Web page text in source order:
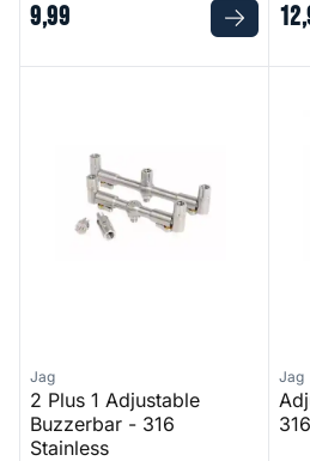
9,99 12,
Jag
2 Plus 1 Adjustable
Buzzerbar - 316
Stainless
Jag